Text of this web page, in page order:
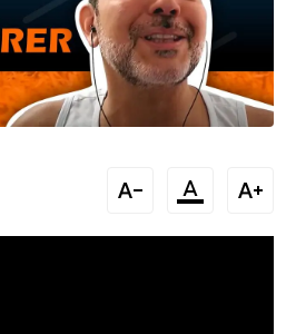
text_decrease format_color_text text_increase